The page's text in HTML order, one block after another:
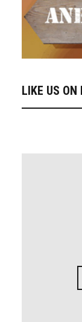
LIKE US ON